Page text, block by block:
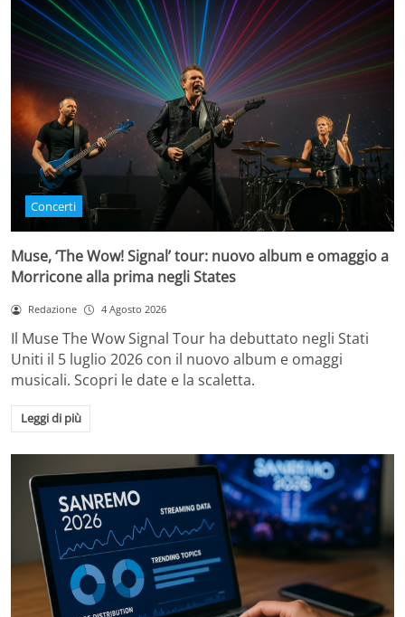
Concerti
Muse, ‘The Wow! Signal’ tour: nuovo album e omaggio a
Morricone alla prima negli States
Redazione 4 Agosto 2026
Il Muse The Wow Signal Tour ha debuttato negli Stati
Uniti il 5 luglio 2026 con il nuovo album e omaggi
musicali. Scopri le date e la scaletta.
Leggi di più